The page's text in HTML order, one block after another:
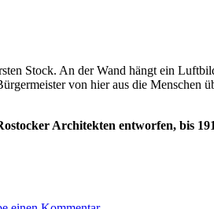
Stock. An der Wand hängt ein
von hier aus die Menschen
Architekten entworfen, bis